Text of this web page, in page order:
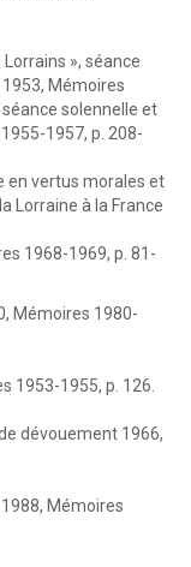
», séance
Mémoires
solennelle et
1957, p. 208-
en vertus morales et
Lorraine à la France
1968-1969, p. 81-
Mémoires 1980-
1953-1955, p. 126.
dévouement 1966,
Mémoires